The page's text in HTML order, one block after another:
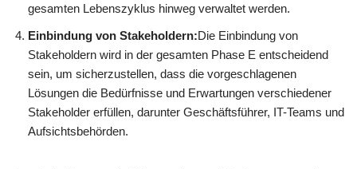
gesamten Lebenszyklus hinweg verwaltet werden.
Einbindung von Stakeholdern:Die Einbindung von
Stakeholdern wird in der gesamten Phase E entscheidend
sein, um sicherzustellen, dass die vorgeschlagenen
Lösungen die Bedürfnisse und Erwartungen verschiedener
Stakeholder erfüllen, darunter Geschäftsführer, IT-Teams und
Aufsichtsbehörden.